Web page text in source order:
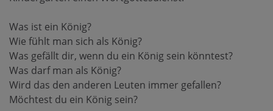
Was ist ein König?
Wie fühlt man sich als König?
Was gefällt dir, wenn du ein König sein könntest?
Was darf man als König?
Wird das den anderen Leuten immer gefallen?
Möchtest du ein König sein?